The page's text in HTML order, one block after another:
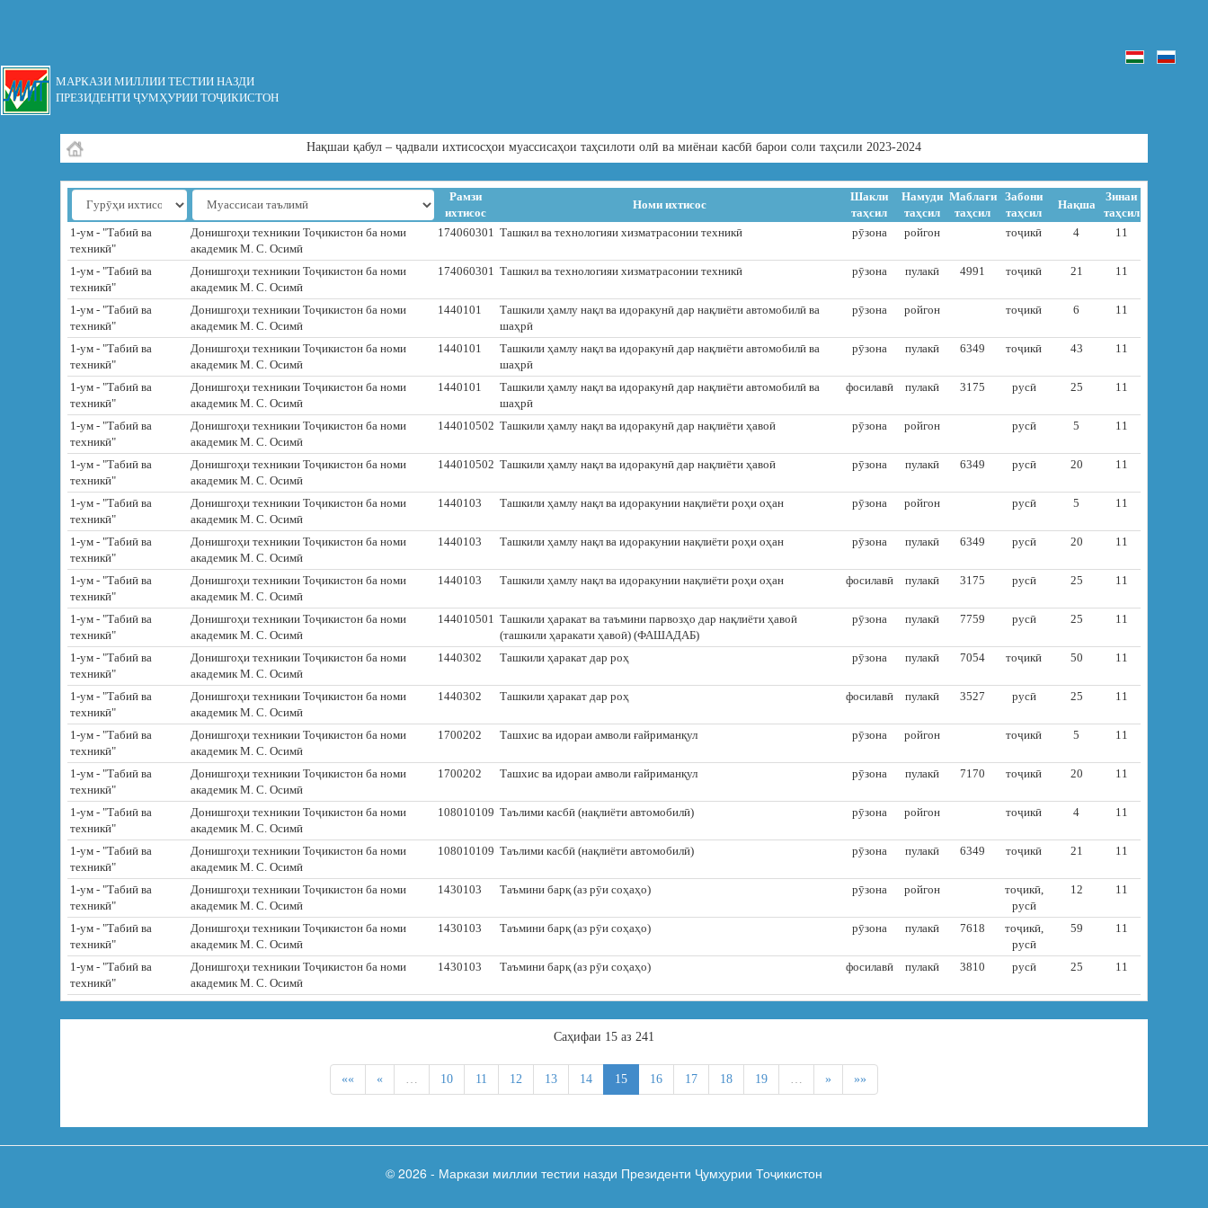
МАРКАЗИ МИЛЛИИ ТЕСТИИ НАЗДИ
ПРЕЗИДЕНТИ ҶУМҲУРИИ ТОҶИКИСТОН
Нақшаи қабул – ҷадвали ихтисосҳои муассисаҳои таҳсилоти олӣ ва миёнаи касбӣ барои соли таҳсили 2023-2024
Рамзи
ихтисос
Номи ихтисос
Шакли
таҳсил
Намуди
таҳсил
Маблағи
таҳсил
Забони
таҳсил
Нақша
Зинаи
таҳсил
1-ум - "Табиӣ ва
техникӣ"
Донишгоҳи техникии Тоҷикистон ба номи
академик М. С. Осимӣ
174060301 Ташкил ва технологияи хизматрасонии техникӣ рӯзона ройгон тоҷикӣ 4 11
1-ум - "Табиӣ ва
техникӣ"
Донишгоҳи техникии Тоҷикистон ба номи
академик М. С. Осимӣ
174060301 Ташкил ва технологияи хизматрасонии техникӣ рӯзона пулакӣ 4991 тоҷикӣ 21 11
1-ум - "Табиӣ ва
техникӣ"
Донишгоҳи техникии Тоҷикистон ба номи
академик М. С. Осимӣ
1440101
Ташкили ҳамлу нақл ва идоракунӣ дар нақлиёти автомобилӣ ва
шаҳрӣ
рӯзона ройгон тоҷикӣ 6 11
1-ум - "Табиӣ ва
техникӣ"
Донишгоҳи техникии Тоҷикистон ба номи
академик М. С. Осимӣ
1440101
Ташкили ҳамлу нақл ва идоракунӣ дар нақлиёти автомобилӣ ва
шаҳрӣ
рӯзона пулакӣ 6349 тоҷикӣ 43 11
1-ум - "Табиӣ ва
техникӣ"
Донишгоҳи техникии Тоҷикистон ба номи
академик М. С. Осимӣ
1440101
Ташкили ҳамлу нақл ва идоракунӣ дар нақлиёти автомобилӣ ва
шаҳрӣ
фосилавӣ пулакӣ 3175 русӣ 25 11
1-ум - "Табиӣ ва
техникӣ"
Донишгоҳи техникии Тоҷикистон ба номи
академик М. С. Осимӣ
144010502 Ташкили ҳамлу нақл ва идоракунӣ дар нақлиёти ҳавоӣ рӯзона ройгон русӣ 5 11
1-ум - "Табиӣ ва
техникӣ"
Донишгоҳи техникии Тоҷикистон ба номи
академик М. С. Осимӣ
144010502 Ташкили ҳамлу нақл ва идоракунӣ дар нақлиёти ҳавоӣ рӯзона пулакӣ 6349 русӣ 20 11
1-ум - "Табиӣ ва
техникӣ"
Донишгоҳи техникии Тоҷикистон ба номи
академик М. С. Осимӣ
1440103 Ташкили ҳамлу нақл ва идоракунии нақлиёти роҳи оҳан рӯзона ройгон русӣ 5 11
1-ум - "Табиӣ ва
техникӣ"
Донишгоҳи техникии Тоҷикистон ба номи
академик М. С. Осимӣ
1440103 Ташкили ҳамлу нақл ва идоракунии нақлиёти роҳи оҳан рӯзона пулакӣ 6349 русӣ 20 11
1-ум - "Табиӣ ва
техникӣ"
Донишгоҳи техникии Тоҷикистон ба номи
академик М. С. Осимӣ
1440103 Ташкили ҳамлу нақл ва идоракунии нақлиёти роҳи оҳан фосилавӣ пулакӣ 3175 русӣ 25 11
1-ум - "Табиӣ ва
техникӣ"
Донишгоҳи техникии Тоҷикистон ба номи
академик М. С. Осимӣ
144010501 Ташкили ҳаракат ва таъмини парвозҳо дар нақлиёти ҳавоӣ
(ташкили ҳаракати ҳавоӣ) (ФАШАДАБ)
рӯзона пулакӣ 7759 русӣ 25 11
1-ум - "Табиӣ ва
техникӣ"
Донишгоҳи техникии Тоҷикистон ба номи
академик М. С. Осимӣ
1440302 Ташкили ҳаракат дар роҳ рӯзона пулакӣ 7054 тоҷикӣ 50 11
1-ум - "Табиӣ ва
техникӣ"
Донишгоҳи техникии Тоҷикистон ба номи
академик М. С. Осимӣ
1440302 Ташкили ҳаракат дар роҳ фосилавӣ пулакӣ 3527 русӣ 25 11
1-ум - "Табиӣ ва
техникӣ"
Донишгоҳи техникии Тоҷикистон ба номи
академик М. С. Осимӣ
1700202 Ташхис ва идораи амволи ғайриманқул рӯзона ройгон тоҷикӣ 5 11
1-ум - "Табиӣ ва
техникӣ"
Донишгоҳи техникии Тоҷикистон ба номи
академик М. С. Осимӣ
1700202 Ташхис ва идораи амволи ғайриманқул рӯзона пулакӣ 7170 тоҷикӣ 20 11
1-ум - "Табиӣ ва
техникӣ"
Донишгоҳи техникии Тоҷикистон ба номи
академик М. С. Осимӣ
108010109 Таълими касбӣ (нақлиёти автомобилӣ) рӯзона ройгон тоҷикӣ 4 11
1-ум - "Табиӣ ва
техникӣ"
Донишгоҳи техникии Тоҷикистон ба номи
академик М. С. Осимӣ
108010109 Таълими касбӣ (нақлиёти автомобилӣ) рӯзона пулакӣ 6349 тоҷикӣ 21 11
1-ум - "Табиӣ ва
техникӣ"
Донишгоҳи техникии Тоҷикистон ба номи
академик М. С. Осимӣ
1430103 Таъмини барқ (аз рӯи соҳаҳо) рӯзона ройгон
тоҷикӣ,
русӣ
12 11
1-ум - "Табиӣ ва
техникӣ"
Донишгоҳи техникии Тоҷикистон ба номи
академик М. С. Осимӣ
1430103 Таъмини барқ (аз рӯи соҳаҳо) рӯзона пулакӣ 7618
тоҷикӣ,
русӣ
59 11
1-ум - "Табиӣ ва
техникӣ"
Донишгоҳи техникии Тоҷикистон ба номи
академик М. С. Осимӣ
1430103 Таъмини барқ (аз рӯи соҳаҳо) фосилавӣ пулакӣ 3810 русӣ 25 11
Cаҳифаи 15 аз 241
«« « … 10 11 12 13 14 15 16 17 18 19 … » »»
© 2026 - Маркази миллии тестии назди Президенти Ҷумҳурии Тоҷикистон